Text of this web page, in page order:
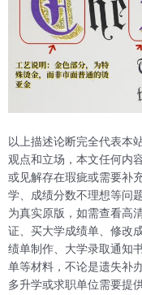
以上描述论断完全代表本
观点和立场，本文任何内
或见解存在瑕疵或需要补
学、成绩分数不理想等问
为真实原版，如需查看高
证、买大学成绩单、修改
绩单制作、大学录取通知
单等材料，不论是遗失补
多升学或求职单位需要提